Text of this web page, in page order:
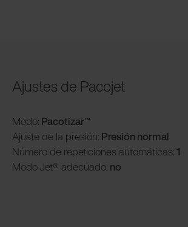
Ajustes de Pacojet
Modo: Pacotizar™
Ajuste de la presión: Presión normal
Número de repeticiones automáticas: 1
ModoJet® adecuado: no